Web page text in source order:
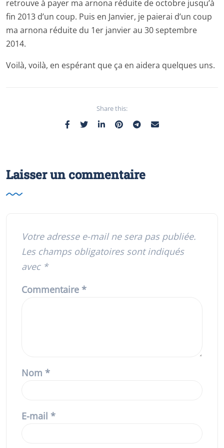
retrouve à payer ma arnona réduite de octobre jusqu’à
fin 2013 d’un coup. Puis en Janvier, je paierai d’un coup
ma arnona réduite du 1er janvier au 30 septembre
2014.
Voilà, voilà, en espérant que ça en aidera quelques uns.
Share this:
Laisser un commentaire
Votre adresse e-mail ne sera pas publiée.
Les champs obligatoires sont indiqués
avec *
Commentaire *
Nom *
E-mail *